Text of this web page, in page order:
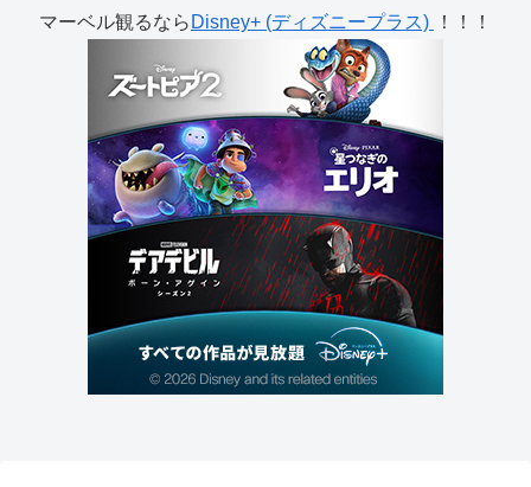
マーベル観るなら Disney+ (ディズニープラス) ！！！